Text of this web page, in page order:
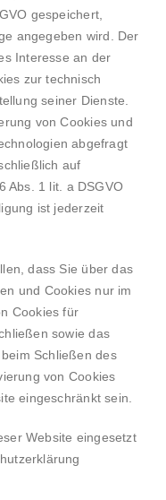
gespeichert,
angegeben wird. Der
Interesse an der
zur technisch
seiner Dienste.
von Cookies und
abgefragt
auf
Abs. 1 lit. a DSGVO
ist jederzeit
dass Sie über das
und Cookies nur im
Cookies für
sowie das
Schließen des
von Cookies
eingeschränkt sein.
Website eingesetzt